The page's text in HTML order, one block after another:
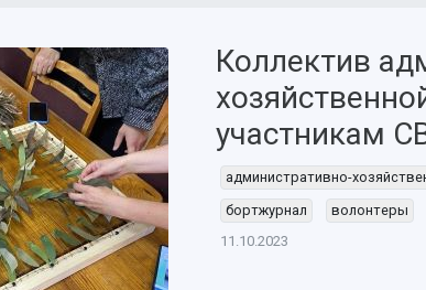
Коллектив
участникам
административно-
бортжурнал
волонтеры
11.10.2023